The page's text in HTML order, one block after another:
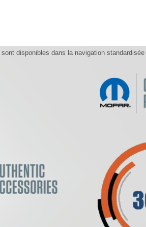
sont disponibles dans la navigation standardisée